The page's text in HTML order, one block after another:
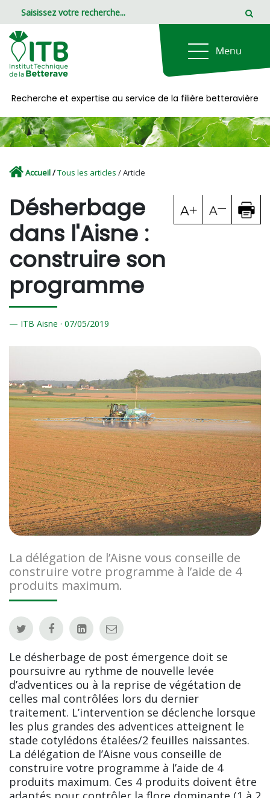
Recherche et expertise au service de la filière betteravière
Accueil/Tous les articles / Article
Désherbage
dans l'Aisne :
construire son
programme
ITB Aisne · 07/05/2019
La délégation de l’Aisne vous conseille de
construire votre programme à l’aide de 4
produits maximum.
Le désherbage de post émergence doit se
poursuivre au rythme de nouvelle levée
d’adventices ou à la reprise de végétation de
celles mal contrôlées lors du dernier
traitement. L’intervention se déclenche lorsque
les plus grandes des adventices atteignent le
stade cotylédons étalées/2 feuilles naissantes.
La délégation de l’Aisne vous conseille de
construire votre programme à l’aide de 4
produits maximum. Ces 4 produits doivent être
Panneau de gestion des cookies